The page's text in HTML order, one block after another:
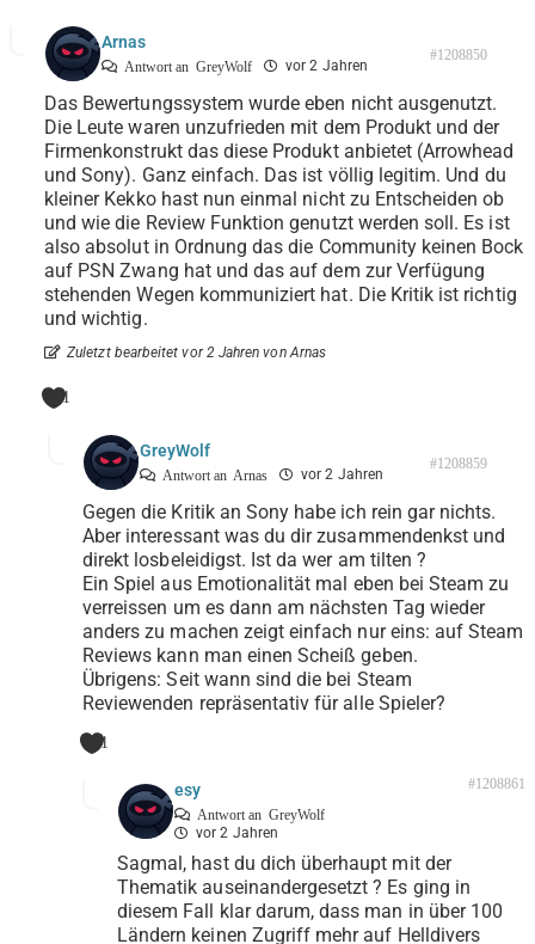
Arnas
Antwort an GreyWolf vor 2 Jahren
#1208850
Das Bewertungssystem wurde eben nicht ausgenutzt.
Die Leute waren unzufrieden mit dem Produkt und der
Firmenkonstrukt das diese Produkt anbietet (Arrowhead
und Sony). Ganz einfach. Das ist völlig legitim. Und du
kleiner Kekko hast nun einmal nicht zu Entscheiden ob
und wie die Review Funktion genutzt werden soll. Es ist
also absolut in Ordnung das die Community keinen Bock
auf PSN Zwang hat und das auf dem zur Verfügung
stehenden Wegen kommuniziert hat. Die Kritik ist richtig
und wichtig.
Zuletzt bearbeitet vor 2 Jahren von Arnas
1
GreyWolf
Antwort an Arnas vor 2 Jahren
#1208859
Gegen die Kritik an Sony habe ich rein gar nichts.
Aber interessant was du dir zusammendenkst und
direkt losbeleidigst. Ist da wer am tilten ?
Ein Spiel aus Emotionalität mal eben bei Steam zu
verreissen um es dann am nächsten Tag wieder
anders zu machen zeigt einfach nur eins: auf Steam
Reviews kann man einen Scheiß geben.
Übrigens: Seit wann sind die bei Steam
Reviewenden repräsentativ für alle Spieler?
1
esy
Antwort an GreyWolf
vor 2 Jahren
#1208861
Sagmal, hast du dich überhaupt mit der
Thematik auseinandergesetzt ? Es ging in
diesem Fall klar darum, dass man in über 100
Ländern keinen Zugriff mehr auf Helldivers